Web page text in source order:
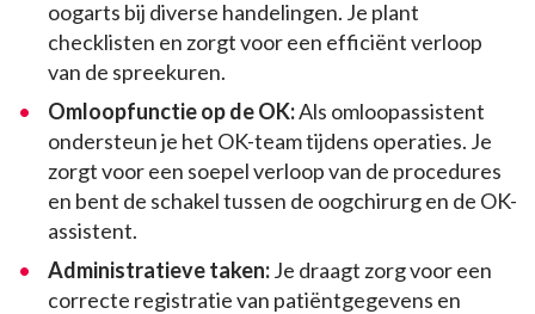
oogarts bij diverse handelingen. Je plant
checklisten en zorgt voor een efficiënt verloop
van de spreekuren.
Omloopfunctie op de OK:Als omloopassistent
ondersteun je het OK-team tijdens operaties. Je
zorgt voor een soepel verloop van de procedures
en bent de schakel tussen de oogchirurg en de OK-
assistent.
Administratieve taken:Je draagt zorg voor een
correcte registratie van patiëntgegevens en